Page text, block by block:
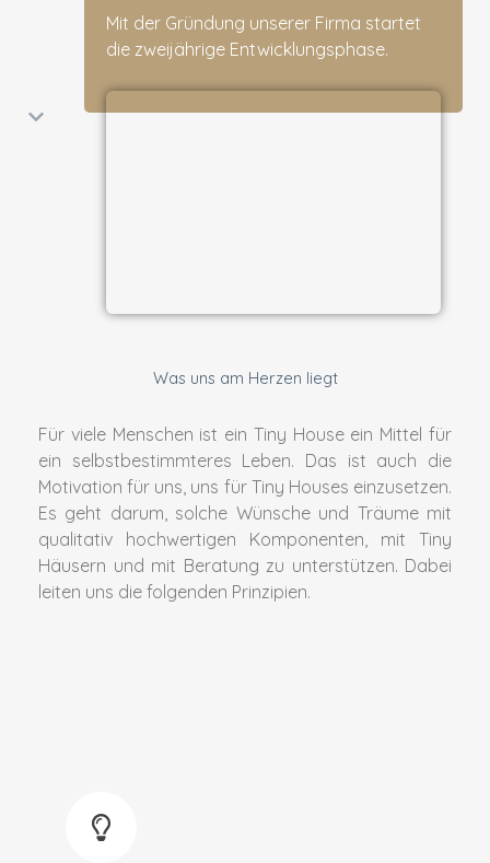
Mit der Gründung unserer Firma startet
die zweijährige Entwicklungsphase.
Was uns am Herzen liegt
Für viele Menschen ist ein Tiny House ein Mittel für
ein selbstbestimmteres Leben. Das ist auch die
Motivation für uns, uns für Tiny Houses einzusetzen.
Es geht darum, solche Wünsche und Träume mit
qualitativ hochwertigen Komponenten, mit Tiny
Häusern und mit Beratung zu unterstützen. Dabei
leiten uns die folgenden Prinzipien.